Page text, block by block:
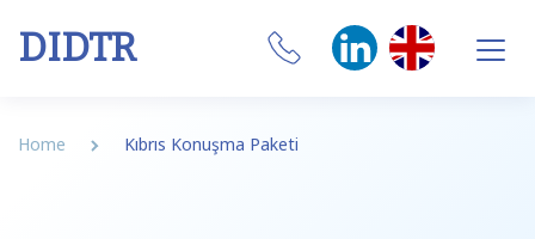
DIDTR
Home Kıbrıs Konuşma Paketi